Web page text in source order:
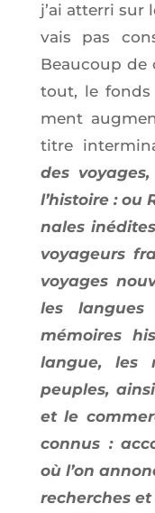
j’ai atter­ri sur
vais pas
Beau­coup
tout, le fonds
ment
titre
des
l’his­toire : ou
nales
voya­geurs
voyages
les
mémoires
langue, les
peuples,
et le
connus :
où l’on
recherches